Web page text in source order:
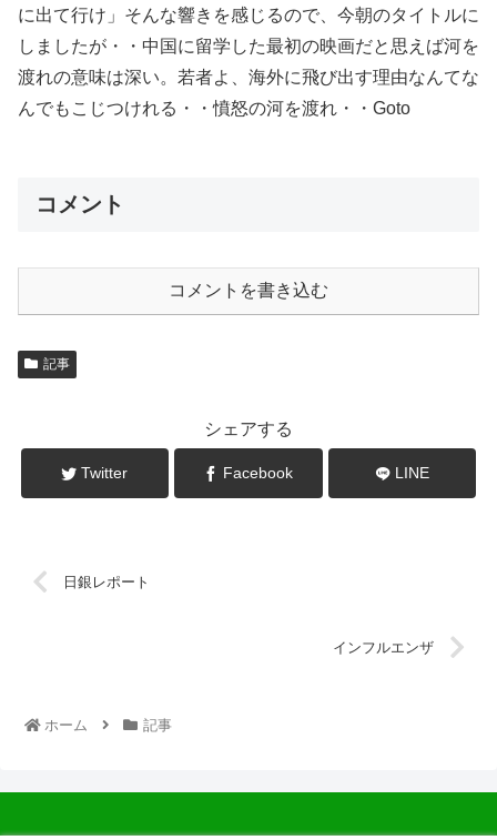
に出て行け」そんな響きを感じるので、今朝のタイトルに
しましたが・・中国に留学した最初の映画だと思えば河を
渡れの意味は深い。若者よ、海外に飛び出す理由なんてな
んでもこじつけれる・・憤怒の河を渡れ・・Goto
コメント
コメントを書き込む
記事
シェアする
Twitter Facebook LINE
日銀レポート
インフルエンザ
ホーム 記事